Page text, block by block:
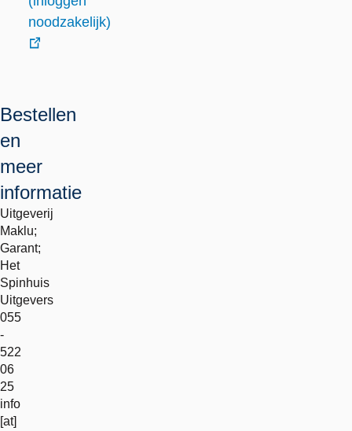
noodzakelijk)
Bestellen
en
meer
informatie
Uitgeverij
Maklu;
Garant;
Het
Spinhuis
Uitgevers
055
-
522
06
25
info
[at]